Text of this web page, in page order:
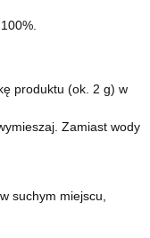
produktu (ok. 2 g) w
Zamiast wody
suchym miejscu,